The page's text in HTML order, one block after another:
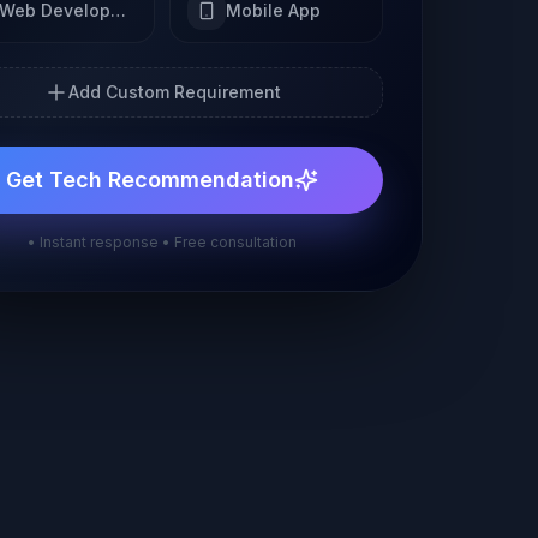
Development Mobile App
Add Custom Requirement
Get Tech Recommendation
• Instant response • Free consultation